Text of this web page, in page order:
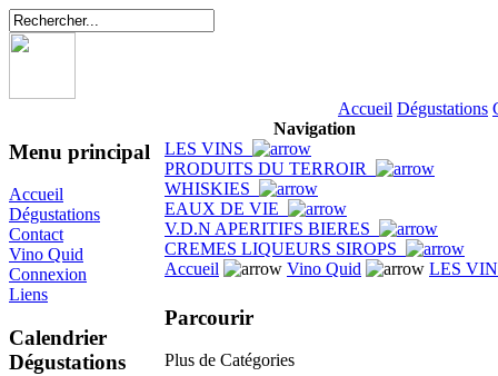
Accueil Dégustations
Menu principal
Accueil
Dégustations
Contact
Vino Quid
Connexion
Liens
Calendrier
Dégustations
Navigation
LES VINS
PRODUITS DU TERROIR
WHISKIES
EAUX DE VIE
V.D.N APERITIFS BIERES
CREMES LIQUEURS SIROPS
Accueil
Vino Quid LES
Parcourir
Plus de Catégories